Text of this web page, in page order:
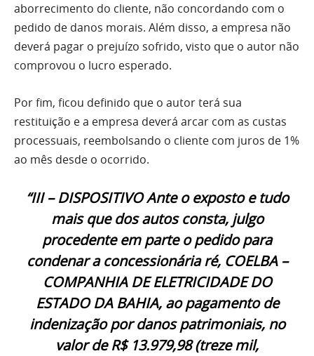
aborrecimento do cliente, não concordando com o
pedido de danos morais. Além disso, a empresa não
deverá pagar o prejuízo sofrido, visto que o autor não
comprovou o lucro esperado.
Por fim, ficou definido que o autor terá sua
restituição e a empresa deverá arcar com as custas
processuais, reembolsando o cliente com juros de 1%
ao mês desde o ocorrido.
“III – DISPOSITIVO Ante o exposto e tudo
mais que dos autos consta, julgo
procedente em parte o pedido para
condenar a concessionária ré, COELBA –
COMPANHIA DE ELETRICIDADE DO
ESTADO DA BAHIA, ao pagamento de
indenização por danos patrimoniais, no
valor de R$ 13.979,98 (treze mil,